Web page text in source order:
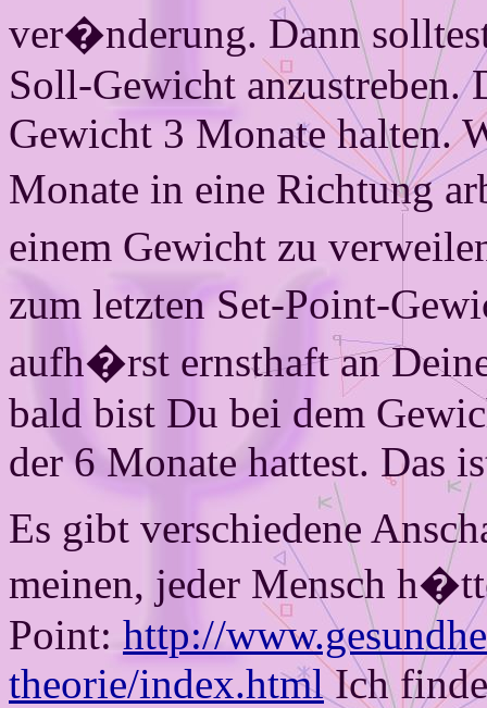
ver�nderung. Dann
Soll-Gewicht anzu­streben.
Gewicht 3 Monate halten.
Monate in eine Richtung
einem Gewicht zu
zum letzten Set-Point-
aufh�rst ernsthaft an
bald bist Du bei dem
der 6 Monate hattest. Das
Es gibt verschiedene
meinen, jeder Mensch
Point: http://
theorie/index.html Ich